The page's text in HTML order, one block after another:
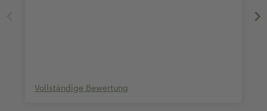
Vollständige Bewertung